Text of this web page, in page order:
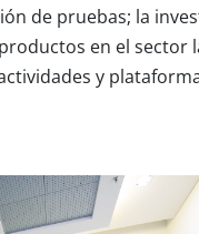
de pruebas; la
en el sector
y